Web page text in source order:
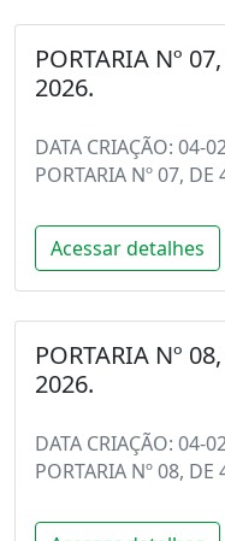
PORTARIA Nº
2026.
DATA CRIAÇÃO: 04-
PORTARIA Nº 07, DE
Acessar detalhes
PORTARIA Nº
2026.
DATA CRIAÇÃO: 04-
PORTARIA Nº 08, DE